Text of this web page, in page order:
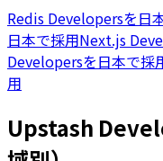
Redis Developersを日
日本で採用Next.js
Developersを日本で採
用
Upstash